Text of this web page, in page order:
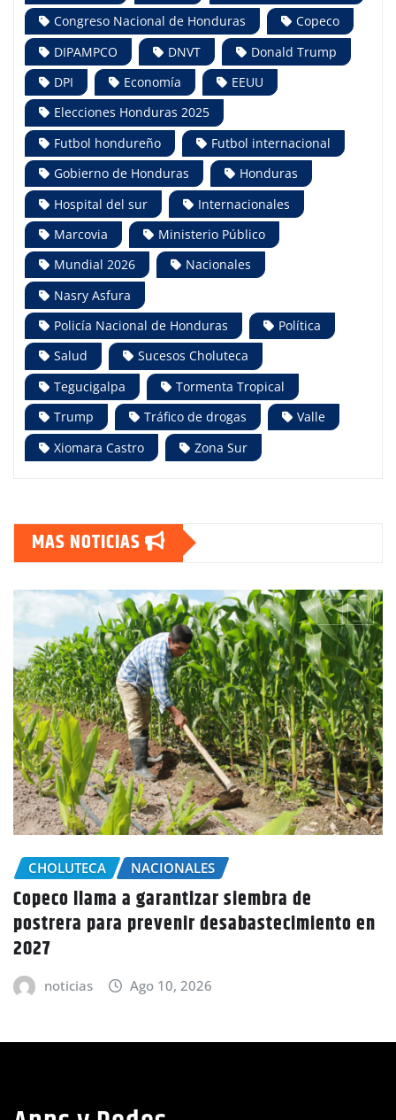
Congreso Nacional de Honduras
Copeco
DIPAMPCO
DNVT
Donald Trump
DPI
Economía
EEUU
Elecciones Honduras 2025
Futbol hondureño
Futbol internacional
Gobierno de Honduras
Honduras
Hospital del sur
Internacionales
Marcovia
Ministerio Público
Mundial 2026
Nacionales
Nasry Asfura
Policía Nacional de Honduras
Política
Salud
Sucesos Choluteca
Tegucigalpa
Tormenta Tropical
Trump
Tráfico de drogas
Valle
Xiomara Castro
Zona Sur
MAS NOTICIAS
en
CHOLUTECA SUCESOS
A disparos le quitan la vida a dos
el municipio de Apacilagua
noticias Ago 10, 2026